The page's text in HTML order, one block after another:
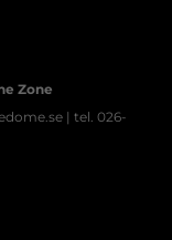
Zone
| tel. 026-